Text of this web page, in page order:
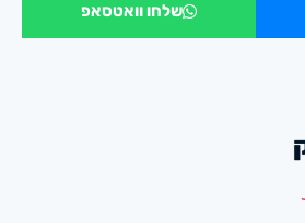
שלחו וואטסאפ